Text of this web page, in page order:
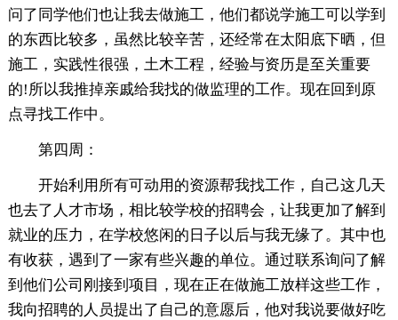
问了同学他们也让我去做施工，他们都说学施工可以学到
的东西比较多，虽然比较辛苦，还经常在太阳底下晒，但
施工，实践性很强，土木工程，经验与资历是至关重要
的!所以我推掉亲戚给我找的做监理的工作。现在回到原
点寻找工作中。
第四周：
开始利用所有可动用的资源帮我找工作，自己这几天
也去了人才市场，相比较学校的招聘会，让我更加了解到
就业的压力，在学校悠闲的日子以后与我无缘了。其中也
有收获，遇到了一家有些兴趣的单位。通过联系询问了解
到他们公司刚接到项目，现在正在做施工放样这些工作，
我向招聘的人员提出了自己的意愿后，他对我说要做好吃